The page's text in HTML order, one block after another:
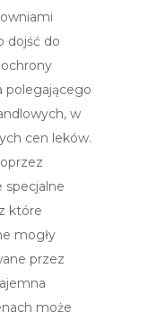
dojść do
polegającego
w
cen leków.
specjalne
które
mogły
przez
może